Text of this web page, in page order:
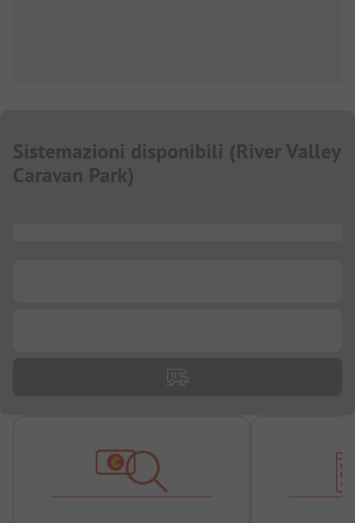
Sistemazioni disponibili (River Valley
Caravan Park)